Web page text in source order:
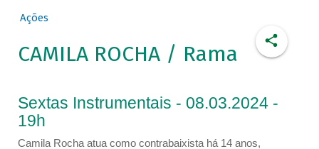
Ações
CAMILA ROCHA / Rama
Sextas Instrumentais - 08.03.2024 -
19h
Camila Rocha atua como contrabaixista há 14 anos,